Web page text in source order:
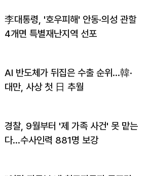
李대통령, '호우피해' 안동·의성 관할
4개면 특별재난지역 선포
AI 반도체가 뒤집은 수출 순위…韓·
대만, 사상 첫 日 추월
경찰, 9월부터 '제 가족 사건' 못 맡는
다…수사인력 881명 보강